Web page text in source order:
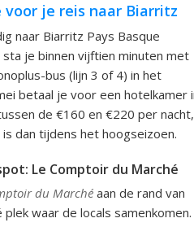
je reis naar Biarritz
naar Biarritz Pays Basque
je binnen vijftien minuten met
bus (lijn 3 of 4) in het
betaal je voor een hotelkamer
de €160 en €220 per nacht,
dan tijdens het hoogseizoen.
Le Comptoir du Marché
du Marché aan de rand van
waar de locals samenkomen.